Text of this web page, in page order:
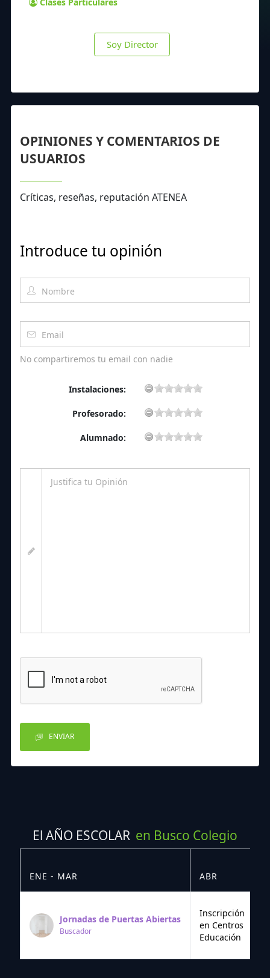
Soy Director
OPINIONES Y COMENTARIOS DE
USUARIOS
Críticas, reseñas, reputación ATENEA
Introduce tu opinión
No compartiremos tu email con nadie
Instalaciones:
Profesorado:
Alumnado:
ENVIAR
El AÑO ESCOLAR en Busco Colegio
ENE - MAR ABR
Jornadas de Puertas Abiertas
Buscador
Inscripción
en Centros
Educación